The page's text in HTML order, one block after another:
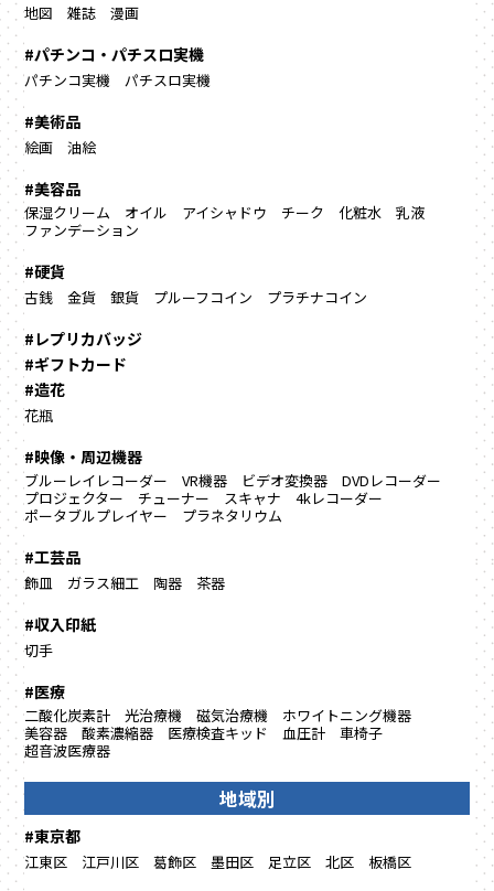
地図 雑誌 漫画
#パチンコ・パチスロ実機
パチンコ実機 パチスロ実機
#美術品
絵画 油絵
#美容品
保湿クリーム オイル アイシャドウ チーク 化粧水
乳液
ファンデーション
#硬貨
古銭 金貨 銀貨 プルーフコイン プラチナコイン
#レプリカバッジ
#ギフトカード
#造花
花瓶
#映像・周辺機器
ブルーレイレコーダー VR機器 ビデオ変換器
DVDレコーダー
プロジェクター
チューナー スキャナ
4kレコーダー
ポータブルプレイヤー
プラネタリウム
#工芸品
飾皿 ガラス細工 陶器 茶器
#収入印紙
切手
#医療
二酸化炭素計 光治療機 磁気治療機
ホワイトニング機器
美容器
酸素濃縮器 医療検査キッド 血圧計
車椅子
超音波医療器
地域別
#東京都
江東区 江戸川区 葛飾区 墨田区 足立区 北区 板橋区